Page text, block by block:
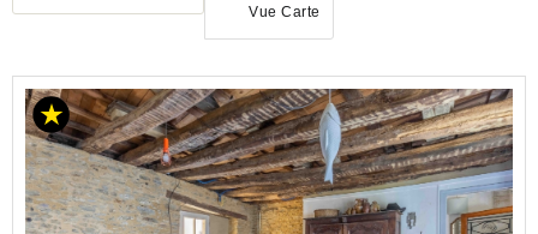
Vue Carte
ACHAT
MAISON
BRETAGNE
ILLE-
ET-
VILAINE
(35)